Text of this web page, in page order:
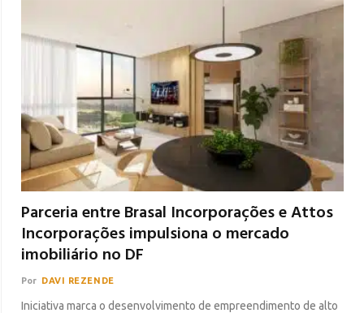
Parceria entre Brasal Incorporações e Attos
Incorporações impulsiona o mercado
imobiliário no DF
Por DAVI REZENDE
Iniciativa marca o desenvolvimento de empreendimento de alto